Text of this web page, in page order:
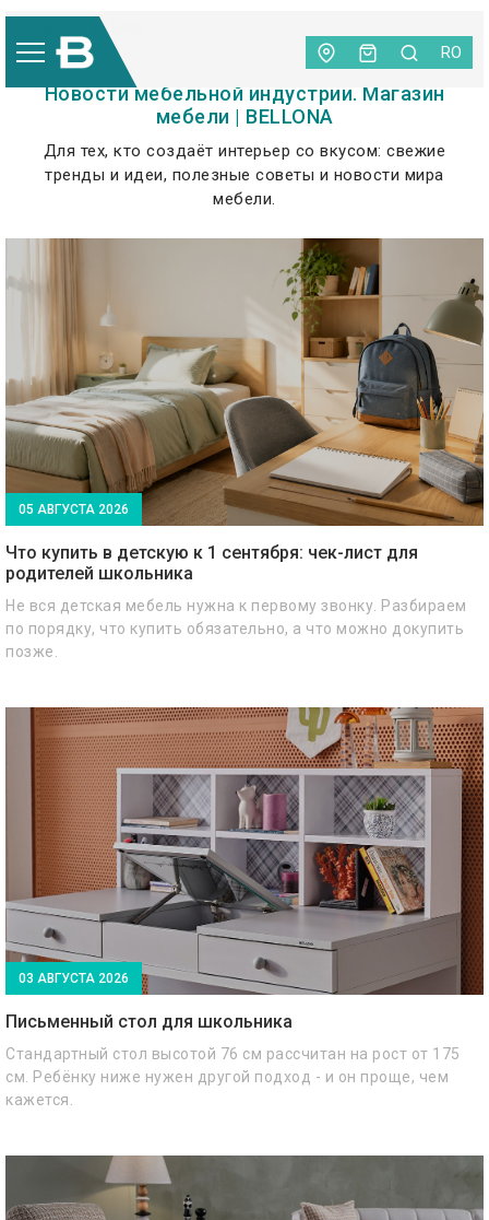
RO
Новости мебельной индустрии. Магазин
мебели | BELLONA
Для тех, кто создаёт интерьер со вкусом: свежие
тренды и идеи, полезные советы и новости мира
мебели.
05 АВГУСТА 2026
Что купить в детскую к 1 сентября: чек-лист для
родителей школьника
Не вся детская мебель нужна к первому звонку. Разбираем
по порядку, что купить обязательно, а что можно докупить
позже.
03 АВГУСТА 2026
Письменный стол для школьника
Стандартный стол высотой 76 см рассчитан на рост от 175
см. Ребёнку ниже нужен другой подход - и он проще, чем
кажется.